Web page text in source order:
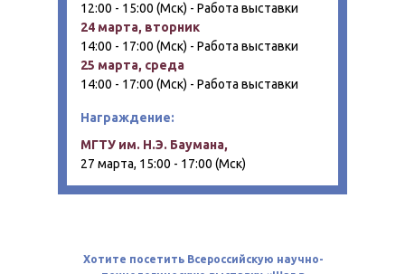
МГТУ им. Н.Э. Баумана,
27 марта, 15:00 - 17:00 (Мск)
Награждение:
12:00 - 15:00 (Мск) - Работа выставки
24 марта, вторник
14:00 - 17:00 (Мск) - Работа выставки
25 марта, среда
14:00 - 17:00 (Мск) - Работа выставки
Хотите посетить Всероссийскую научно-